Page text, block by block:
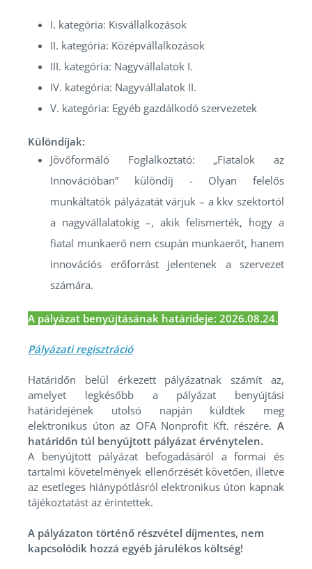
I. kategória: Kisvállalkozások
II. kategória: Középvállalkozások
III. kategória: Nagyvállalatok I.
IV. kategória: Nagyvállalatok II.
V. kategória: Egyéb gazdálkodó szervezetek
Különdíjak:
Jövőformáló Foglalkoztató: „Fiatalok az
Innovációban” különdíj - Olyan felelős
munkáltatók pályázatát várjuk – a kkv szektortól
a nagyvállalatokig –, akik felismerték, hogy a
fiatal munkaerő nem csupán munkaerőt, hanem
innovációs erőforrást jelentenek a szervezet
számára.
A pályázat benyújtásának határideje: 2026.08.24.
Pályázati regisztráció
Határidőn belül érkezett pályázatnak számít az,
amelyet legkésőbb a pályázat benyújtási
határidejének utolsó napján küldtek meg
elektronikus úton az OFA Nonprofit Kft. részére. A
határidőn túl benyújtott pályázat érvénytelen.
A benyújtott pályázat befogadásáról a formai és
tartalmi követelmények ellenőrzését követően, illetve
az esetleges hiánypótlásról elektronikus úton kapnak
tájékoztatást az érintettek.
A pályázaton történő részvétel díjmentes, nem
kapcsolódik hozzá egyéb járulékos költség!